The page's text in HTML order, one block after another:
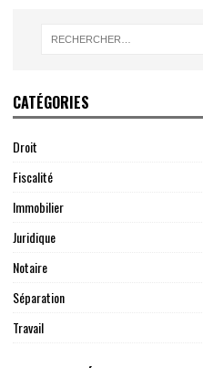
CATÉGORIES
Droit
Fiscalité
Immobilier
Juridique
Notaire
Séparation
Travail